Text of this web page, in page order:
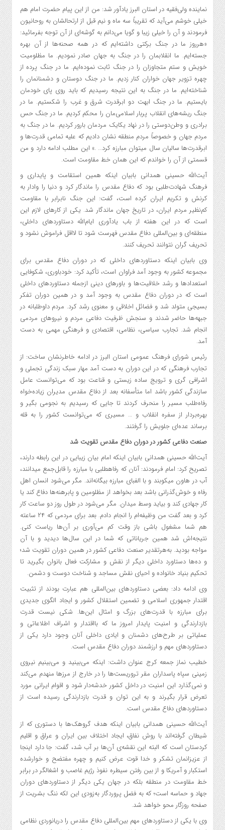
نماینده ولی‌فقیه در استان البرز یادآور شد: من از این پیام حضرت امام هم
خیلی خوشم ‌می‌آید که تقریباً سه ماه و نیم قبل از ارتحالشان به روحانیون
فرمودند و آن را خیلی زیبا و گویا می‌دانم به گوشه‌ای از آن توجه بفرمائید:
«هرروز ما در جنگ برکتی داشته‌ایم که در همه صحنه‌ها از آن بهره
جسته‌ایم. ما انقلابمان را در جنگ به جهان صادر نمودیم. ما مظلومیت
خویش و ستم متجاوزان را در جنگ ثابت نموده‌ایم. ما در جنگ پرده از
چهره تزویر جهان خواران کنار زدیم. ما در جنگ دوستان و دشمنانمان را
شناخته‌ایم. ما در جنگ به این نتیجه رسیدیم که باید روی پای خودمان
بایستیم. ما در جنگ ابهت دو ابرقدرت شرق و غرب را شکستیم. ما در
جنگ ریشه‌های انقلاب پربار اسلامی‌مان را محکم کردیم. ما در جنگ حس
برادری و وطن‌دوستی را در نهاد یکایک مردمان بارور کردیم. ما در جنگ به
مردم جهان و خصوصاً مردم منطقه نشان دادیم که علیه تمامی قدرت‌ها و
ابرقدرت‌ها سالیان سال می‏توان مبارزه کرد… .» این مطلب ادامه دارد و من
قسمتی از آن را خواندم که این همان خط مقاومت است.
آیت‌الله حسینی همدانی بابیان اینکه همین استقامت و پایداری و
فرهنگ شهادت‌طلبی بود که دفاع مقدس را ماندگار کرد و دنیا را وادار به
کرنش و تکریم ایران کرده است، گفت: این جنگ نابرابر با مقاومت
کم‌نظیر مردم ایران، در تاریخ جهان ماندگار شد. یکی از کارهای لازم این
است که در این هفته از باب یادآوری ایام‌الله دستاوردهای داخلی،
منطقه‌ای و بین‌المللی دفاع مقدس فهرست شود تا لااقل فراموش نشود و
تحریف گران نتوانند تحریف کنند.
وی بابیان اینکه دستاوردهای داخلی که در دوران دفاع مقدس برای
مجموعه کشور به وجود آمد فراوان است، تأکید کرد: خودباوری‏، شکوفایی
استعدادها و رشد خلاقیت‌ها و باورهای دینی ازجمله دستاوردهای داخلی
است که در دوران دفاع مقدس به وجود آمد و در همین دوران تفکر
بسیجی متولد شد و فضائل اخلاقی و معنوی رشد کرد. مردم داوطلبانه در
جبهه‌ها حاضر شدند و سنجش ظرفیت دفاعی مردم و نیروهای مردمی
انجام شد. تجارب سیاسی، نظامی، اقتصادی و فرهنگی مهمی به دست
آمد.
رئیس شورای فرهنگ عمومی استان البرز در ادامه خاطرنشان ساخت: از
تجارب فرهنگی که در این دوران به دست آمد مهار سبک زندگی تجملی و
اشرافی گری و ترویج ساده زیستی و قناعت بود که می‌توانست عامل
سازندگی کشور باشد اما متأسفانه بعد از دفاع مقدس مدیران زیاده‌خواه
رفاه‌طلب مسیر را منحرف کردند تا جایی که رسیدیم به نجومی بگیر و
بهره‌بردار از سفره انقلاب و … مسیری که می‌توانست کشور را به قله
برساند عده‌ای جلویش را گرفتند.
صنعت دفاعی کشور در دوران دفاع مقدس تقویت شد
آیت‌الله حسینی همدانی بابیان اینکه امام بیان زیبایی در این رابطه دارند،
تصریح کرد: امام فرمودند: آنان که رفاه‏طلبی با مبارزه را قابل‌جمع می‏دانند،
آب در هاون می‏کوبند و با الفبای مبارزه بیگانه‌اند. مگر می‌شود انسان ‌اهل
رفاه و خوش‌گذرانی باشد بعد بخواهد از مظلومین و پابرهنه‌ها دفاع کند یا
کار جهادی کند و بیاید وسط میدان. مگر می‌شود در طول روز دو ساعت کار
کرد و بعد گفت من وظیفه‌ام را انجام دادم. بعد برای مردمی که ۲۴ ساعته
هم شما مشغول باشی باز وقت کم می‌آوری بر آن‌ها ریاست کنی.
نتیجه‌اش شد همین جریاناتی که شما در این سال‌ها دیدید و با آن
مواجه بودید. به‌هرتقدیر صنعت دفاعی کشور در همین دوران تقویت شد؛
و ده‌ها دستاورد داخلی دیگر از نقش و مشارکت فعال بانوان بگیرید تا
تحکیم بنیاد خانواده و احیای نقش مساجد و شناخت دوست و دشمن.
وی ادامه داد: بعضی دستاوردهای بین‌المللی هم عبارت بودند از تثبیت
اقتدار جمهوری اسلامی و تضمین استقلال کشور و ایجاد الگوی جدیدی
برای مبارزه با قدرت‌های بزرگ و امثال این‌ها. شکی نیست قدرت
بازدارندگی و امنیت پایدار امروز ما که بااقتدار و اشراف اطلاعاتی و
عملیاتی بر طرح‌های دشمنان و ایادی داخلی آنان وجود دارد یکی از
دستاوردهای مهم و ارزشمند دوران دفاع مقدس است.
خطیب نماز جمعه کرج عنوان داشت: اینکه می‌بینید و می‌بینیم نیروی
زمینی سپاه پاسداران مقر تروریست‌ها را در خارج از مرزها منهدم می‌کند
و نمی‌گذارد این امنیت در داخل کشور خدشه‌دار شود و اقوام ایرانی مورد
تعرض قرار بگیرند و به این توان و قدرت بازدارندگی رسیده است از
دستاوردهای دفاع مقدس است.
آیت‌الله حسینی همدانی بابیان اینکه هدف گروهک‌ها با دستوری که از
شیطان گرفته‌اند با روش نفاق، ایجاد اختلاف بین ایران و عراق و اقلیم
کردستان است که البته این نقشه‌ی آن‌ها بر آب شد، گفت: جا دارد اینجا
از عزیزانمان تشکر و خدا قوت عرض کنیم و چهره مفتضح و خوارشده
استکبار و آمریکا و از بین رفتن سیطره نفوذ رژیم غاصب و اشغالگر در برابر
خط مقاومت در منطقه بلکه در جهان یکی دیگر از دستاوردهای دوران
جهاد و حماسه است؛ که به فضل پروردگار به‌زودی این لکه ننگ بشریت از
صفحه روزگار محو خواهد شد.
وی با یکی از دستاوردهای مهم بین‌المللی دفاع مقدس را دریانوردی نظامی